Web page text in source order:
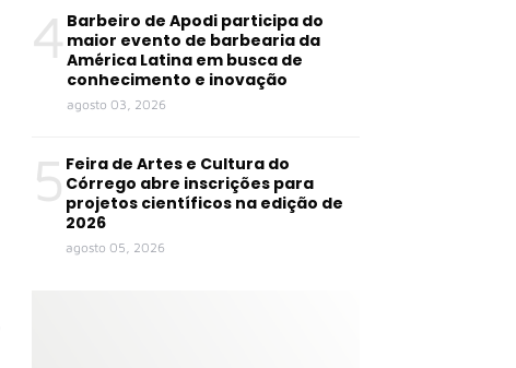
4 Barbeiro de Apodi participa do
maior evento de barbearia da
América Latina em busca de
conhecimento e inovação
agosto 03, 2026
5 Feira de Artes e Cultura do
Córrego abre inscrições para
projetos científicos na edição de
2026
agosto 05, 2026